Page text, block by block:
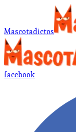
Mascotadictos
facebook